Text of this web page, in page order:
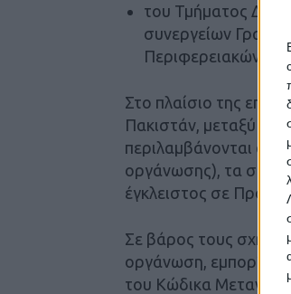
του Τμήματος
συνεργείων
Περιφερειακών
Στο πλαίσιο της
Πακιστάν, μεταξύ
περιλαμβάνονται
οργάνωσης), τα
έγκλειστος σε
Σε βάρος τους
οργάνωση, εμπορία
του Κώδικα